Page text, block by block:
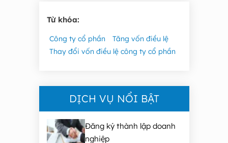
Từ khóa:
Công ty cổ phần
Tăng vốn điều lệ
Thay đổi vốn điều lệ công ty cổ phần
DỊCH VỤ NỔI BẬT
Đăng ký thành lập doanh
nghiệp